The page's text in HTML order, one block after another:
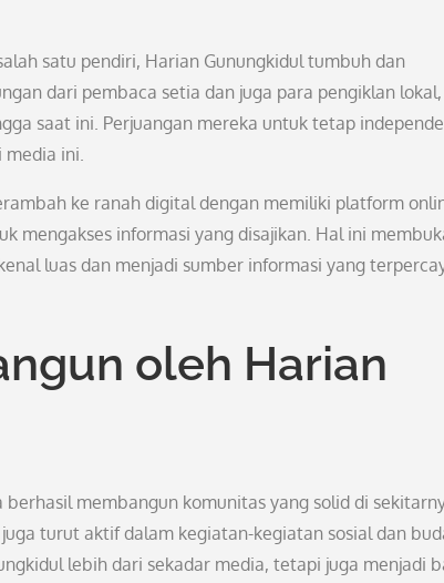
satu pendiri, Harian Gunungkidul tumbuh dan
dari pembaca setia dan juga para pengiklan lokal,
saat ini. Perjuangan mereka untuk tetap
media ini.
ke ranah digital dengan memiliki platform
mengakses informasi yang disajikan. Hal ini
luas dan menjadi sumber informasi yang
oleh Harian
membangun komunitas yang solid di
turut aktif dalam kegiatan-kegiatan sosial dan
lebih dari sekadar media, tetapi juga menjadi